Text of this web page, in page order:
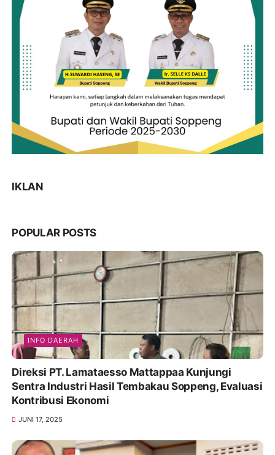
IKLAN
POPULAR POSTS
INFO DAERAH
Direksi PT. Lamataesso Mattappaa Kunjungi
Sentra Industri Hasil Tembakau Soppeng, Evaluasi
Kontribusi Ekonomi
JUNI 17, 2025